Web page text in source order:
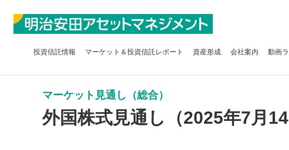
投資信託情報 マーケット＆投資信託レポート 資産形成 会社案内 動画
マーケット見通し（総合）
外国株式見通し（2025年7月14